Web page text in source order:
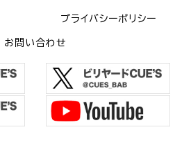
プライバシーポリシー
お問い合わせ